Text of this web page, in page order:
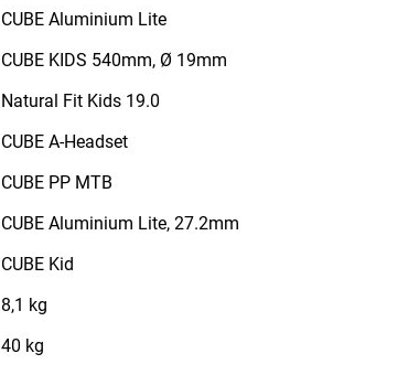
CUBE Aluminium Lite
CUBE KIDS 540mm, Ø 19mm
Natural Fit Kids 19.0
CUBE A-Headset
CUBE PP MTB
CUBE Aluminium Lite, 27.2mm
CUBE Kid
8,1 kg
40 kg